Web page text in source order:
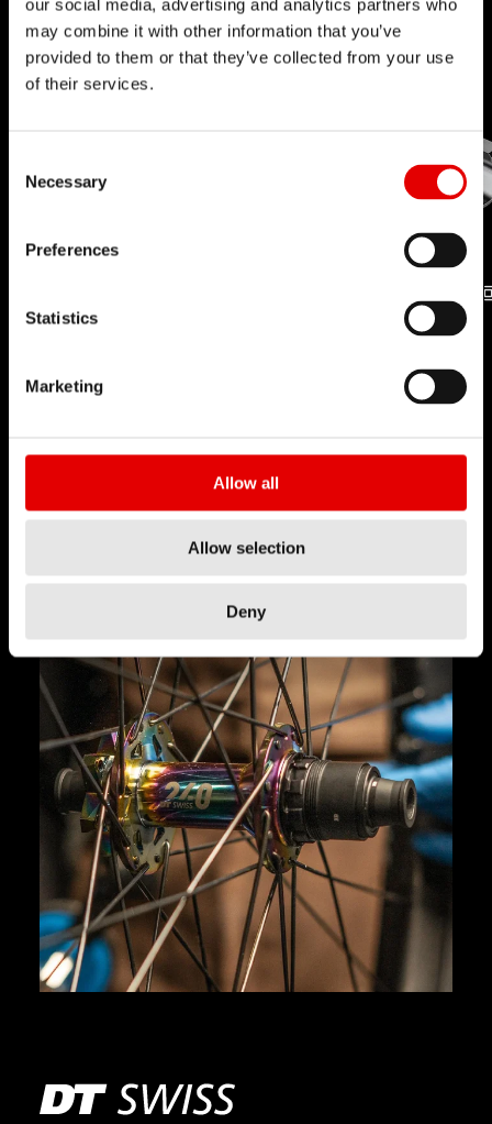
our social media, advertising and analytics partners who
may combine it with other information that you’ve
provided to them or that they’ve collected from your use
of their services.
Necessary
Preferences
Statistics
Marketing
Allow all
Allow selection
Deny
TECNOLOGIA
TECNOLOGIA